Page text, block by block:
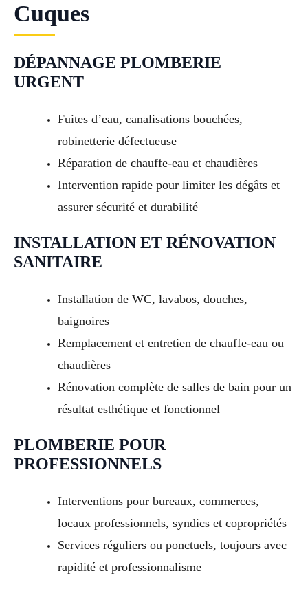
Cuques
DÉPANNAGE PLOMBERIE
URGENT
Fuites d’eau, canalisations bouchées,
robinetterie défectueuse
Réparation de chauffe-eau et chaudières
Intervention rapide pour limiter les dégâts et
assurer sécurité et durabilité
INSTALLATION ET RÉNOVATION
SANITAIRE
Installation de WC, lavabos, douches,
baignoires
Remplacement et entretien de chauffe-eau ou
chaudières
Rénovation complète de salles de bain pour un
résultat esthétique et fonctionnel
PLOMBERIE POUR
PROFESSIONNELS
Interventions pour bureaux, commerces,
locaux professionnels, syndics et copropriétés
Services réguliers ou ponctuels, toujours avec
rapidité et professionnalisme